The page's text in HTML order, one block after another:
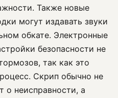
Также новые
могут издавать звуки
обкате. Электронные
безопасности не
так как это
Скрип обычно не
о неисправности, а